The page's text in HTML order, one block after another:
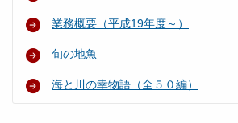
業務概要（平成19年度～）
旬の地魚
海と川の幸物語（全５０編）